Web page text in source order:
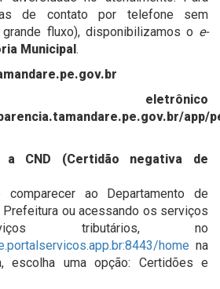
de contato por telefone sem
fluxo), disponibilizamos o e-
Municipal.
app/
CND (Certidão negativa de
ao Departamento de
ou acessando os serviços
tributários, no
home na
escolha uma opção: Certidões e